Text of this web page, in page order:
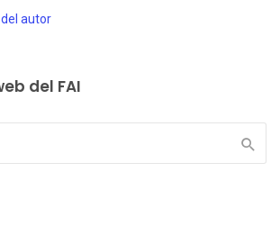
autor
del FAI